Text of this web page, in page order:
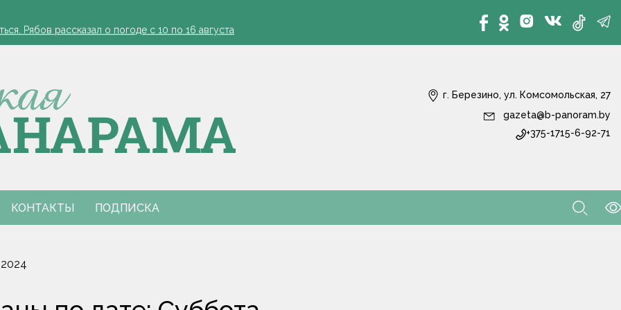
в фабрику урожая
Рябов рассказал о погоде с 10 по 16 августа
объяснила, почему усилилась краснота и появился отек
праздником
в реанимации
в фабрику урожая
Рябов рассказал о погоде с 10 по 16 августа
объяснила, почему усилилась краснота и появился отек
праздником
в реанимации
г. Березино, ул. Комсомольская, 27
gazeta@b-panoram.by
+375-1715-6-92-71
КОНТАКТЫ ПОДПИСКА